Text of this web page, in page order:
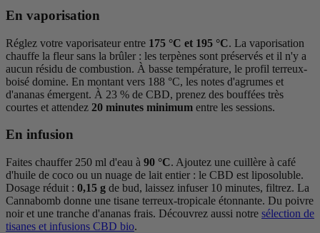
En vaporisation
Réglez votre vaporisateur entre 175 °C et 195 °C. La vaporisation
chauffe la fleur sans la brûler : les terpènes sont préservés et il n'y a
aucun résidu de combustion. À basse température, le profil terreux-
boisé domine. En montant vers 188 °C, les notes d'agrumes et
d'ananas émergent. À 23 % de CBD, prenez des bouffées très
courtes et attendez 20 minutes minimum entre les sessions.
En infusion
Faites chauffer 250 ml d'eau à 90 °C. Ajoutez une cuillère à café
d'huile de coco ou un nuage de lait entier : le CBD est liposoluble.
Dosage réduit : 0,15 g de bud, laissez infuser 10 minutes, filtrez. La
Cannabomb donne une tisane terreux-tropicale étonnante. Du poivre
noir et une tranche d'ananas frais. Découvrez aussi notre sélection de
tisanes et infusions CBD bio.